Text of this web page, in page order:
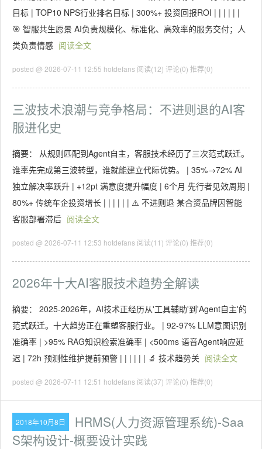
目标 | TOP10 NPS行业排名目标 | 300%+ 投资回报ROI | | | | | |
🎯 智服共生愿景 AI负责规模化、标准化、高效率的服务交付；人
类负责情感 阅读全文
posted @ 2026-07-11 12:55 hotdefans 阅读(12) 评论(0) 推荐(0)
三波技术浪潮与竞争格局：不进则退的AI客
服进化史
摘要： 从规则匹配到Agent自主，客服技术经历了三次范式跃迁。
谁率先完成第三波转型，谁就能建立代际优势。 | 35%→72% AI
独立解决率跃升 | +12pt 满意度提升幅度 | 6个月 先行者见效周期 |
80%+ 传统车企投资增长 | | | | | | ⚠️ 不进则退 某合资品牌因智能
客服部署滞后 阅读全文
posted @ 2026-07-11 12:53 hotdefans 阅读(11) 评论(0) 推荐(0)
2026年十大AI客服技术趋势全解读
摘要： 2025-2026年，AI技术正经历从'工具辅助'到'Agent自主'的
范式跃迁。十大趋势正在重塑客服行业。 | 92-97% LLM意图识别
准确率 | >95% RAG知识检索准确率 | <500ms 语音Agent响应延
迟 | 72h 预测性维护提前预警 | | | | | | 🔬 技术趋势关 阅读全文
posted @ 2026-07-11 12:51 hotdefans 阅读(37) 评论(0) 推荐(0)
2018年10月8日
HRMS(人力资源管理系统)-Saa
S架构设计-概要设计实践